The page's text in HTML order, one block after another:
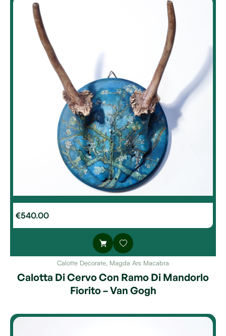
€540.00
Calotte Decorate, Magda Ars Macabra
Calotta Di Cervo Con Ramo Di Mandorlo
Fiorito – Van Gogh